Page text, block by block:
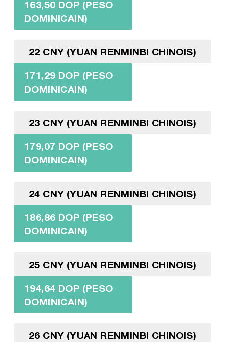
163,50 DOP (PESO
DOMINICAIN)
22 CNY (YUAN RENMINBI CHINOIS)
171,29 DOP (PESO
DOMINICAIN)
23 CNY (YUAN RENMINBI CHINOIS)
179,07 DOP (PESO
DOMINICAIN)
24 CNY (YUAN RENMINBI CHINOIS)
186,86 DOP (PESO
DOMINICAIN)
25 CNY (YUAN RENMINBI CHINOIS)
194,64 DOP (PESO
DOMINICAIN)
26 CNY (YUAN RENMINBI CHINOIS)